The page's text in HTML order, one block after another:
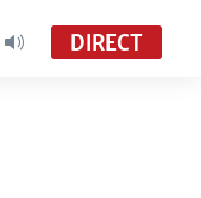
DIRECT